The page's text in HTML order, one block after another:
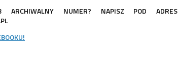
NUMER? NAPISZ POD ADRES